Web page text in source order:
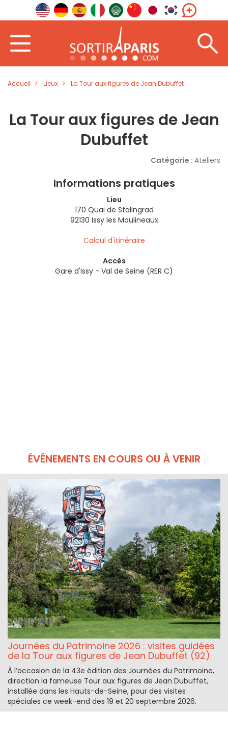
Accueil Lieux La Tour aux figures de Jean Dubuffet
La Tour aux figures de Jean
Dubuffet
Catégorie : Ateliers
Informations pratiques
Lieu
170 Quai de Stalingrad
92130 Issy les Moulineaux
Calcul d'itinéraire
Accès
Gare d'Issy - Val de Seine (RER C)
ÉVÉNEMENTS EN COURS OU À VENIR
Journées du Patrimoine 2026 : visites guidées
de la Tour aux figures de Jean Dubuffet (92)
À l’occasion de la 43e édition des Journées du Patrimoine,
direction la fameuse Tour aux figures de Jean Dubuffet,
installée dans les Hauts-de-Seine, pour des visites
spéciales ce week-end des 19 et 20 septembre 2026.